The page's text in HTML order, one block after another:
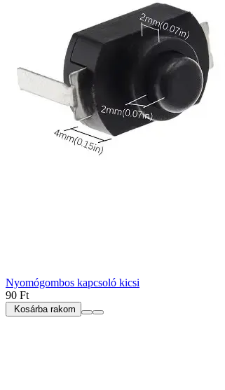
Nyomógombos kapcsoló kicsi
90 Ft
Kosárba rakom